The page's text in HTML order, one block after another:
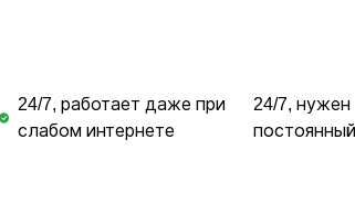
24/7, работает даже при
слабом интернете
24/7, нужен